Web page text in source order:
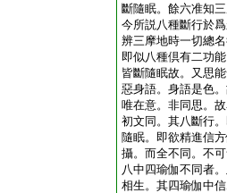
斷隨眠。餘六准知
今所説八種斷行於
辨三摩地時一切總
即似八種倶有二功
皆斷隨眠故。又思
惡身語。身語是色
唯在意。非同思。
初文同。其八斷行
隨眠。即欲精進信
攝。而全不同。不
八中四瑜伽不同者
相生。其四瑜伽中